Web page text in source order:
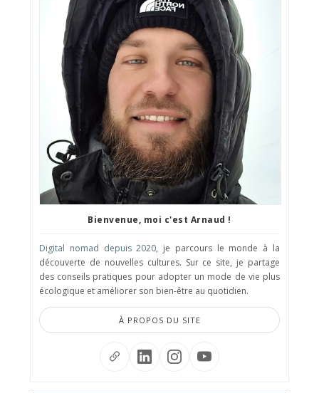
Bienvenue, moi c'est Arnaud !
Digital nomad depuis 2020, je parcours le monde à la
découverte de nouvelles cultures. Sur ce site, je partage
des conseils pratiques pour adopter un mode de vie plus
écologique et améliorer son bien-être au quotidien.
À PROPOS DU SITE